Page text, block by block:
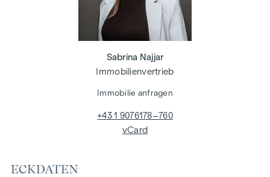
ECKDATEN
Sabrina Najjar
Immobilienvertrieb
Immobilie anfragen
+43 1 9076178–760
vCard